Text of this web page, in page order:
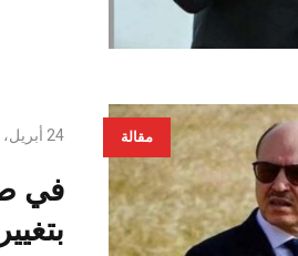
مقالة 24 أبريل، 2024
في